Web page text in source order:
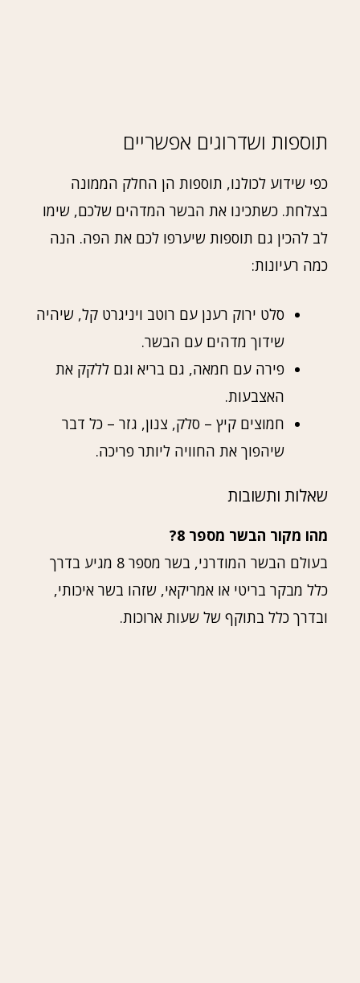
תוספות ושדרוגים אפשריים
כפי שידוע לכולנו, תוספות הן החלק הממונה
בצלחת. כשתכינו את הבשר המדהים שלכם, שימו
לב להכין גם תוספות שיערפו לכם את הפה. הנה
כמה רעיונות:
סלט ירוק רענן עם רוטב ויניגרט קל, שיהיה
שידוך מדהים עם הבשר.
פירה עם חמאה, גם בריא וגם ללקק את
האצבעות.
חמוצים קיץ – סלק, צנון, גזר – כל דבר
שיהפוך את החוויה ליותר פריכה.
שאלות ותשובות
מהו מקור הבשר מספר 8?
בעולם הבשר המודרני, בשר מספר 8 מגיע בדרך
כלל מבקר בריטי או אמריקאי, שזהו בשר איכותי,
ובדרך כלל בתוקף של שעות ארוכות.